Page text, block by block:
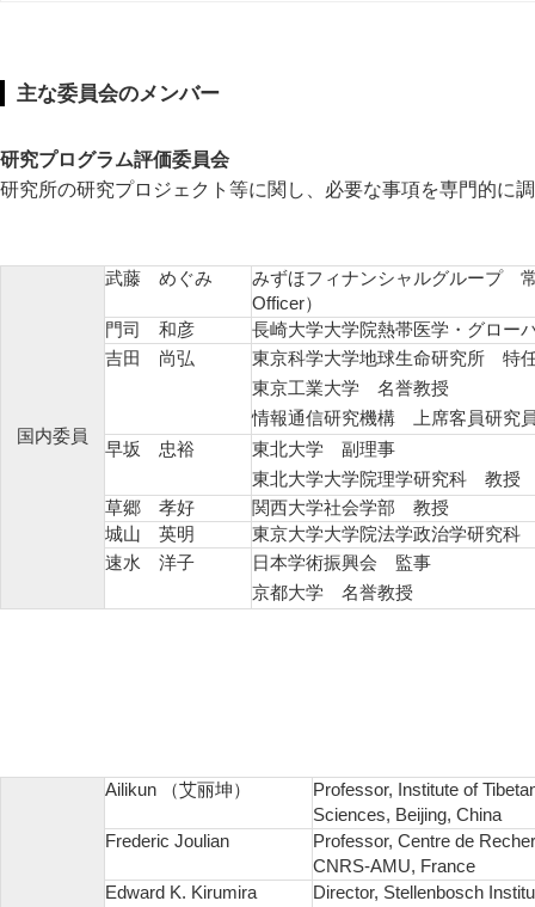
主な委員会のメンバー
研究プログラム評価委員会
研究所の研究プロジェクト等に関し、必要な事項を専門的に
国内委員
武藤 めぐみ
みずほフィナンシャルグループ
Officer）
門司 和彦
長崎大学大学院熱帯医学・グロ
吉田 尚弘
東京科学大学地球生命研究所 特
東京工業大学 名誉教授
情報通信研究機構 上席客員研究
早坂 忠裕
東北大学 副理事
東北大学大学院理学研究科 教授
草郷 孝好
関西大学社会学部 教授
城山 英明
東京大学大学院法学政治学研究
速水 洋子
日本学術振興会 監事
京都大学 名誉教授
Ailikun （艾丽坤）
Professor, Institute of
Sciences, Beijing, China
Frederic Joulian
Professor, Centre de
CNRS-AMU, France
Edward K. Kirumira
Director, Stellenbosch